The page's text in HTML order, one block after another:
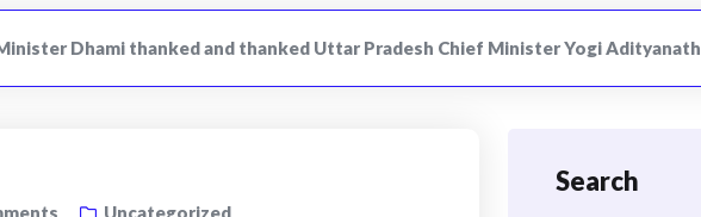
Dhami thanked and thanked Uttar Pradesh Chief Minister Yogi Adityanath
Uncategorized
Search